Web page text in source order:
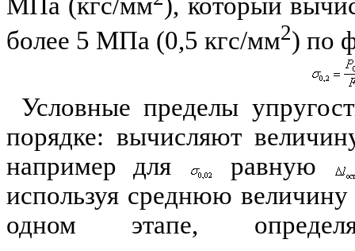
более 5 МПа (0,5 кгс/мм2) по
Условные пределы
порядке: вычисляют
например для
равную
используя среднюю
одном этапе,